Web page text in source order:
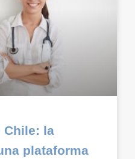
Chile: la
plataforma